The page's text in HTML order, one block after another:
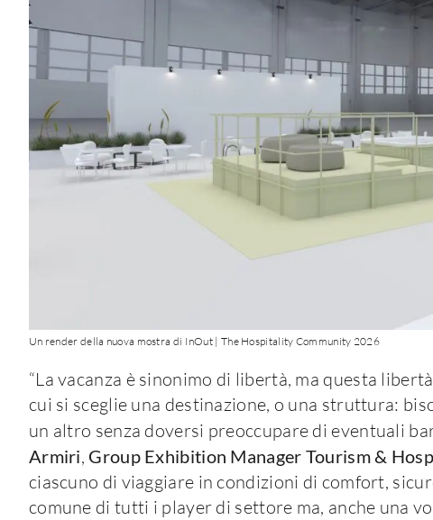
Un render della nuova mostra di InOut | The Hospitality Community 2026
“La vacanza è sinonimo di libertà, ma questa
cui si sceglie una destinazione, o una struttura:
un altro senza doversi preoccupare di eventuali
Armiri, Group Exhibition Manager Tourism &
ciascuno di viaggiare in condizioni di comfort,
comune di tutti i player di settore ma, anche una